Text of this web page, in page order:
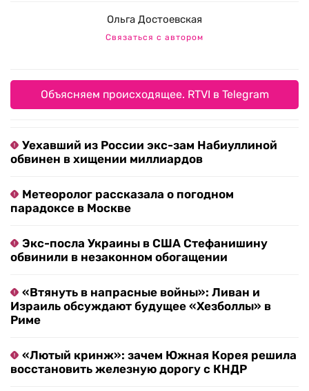
Ольга Достоевская
Связаться с автором
Объясняем происходящее. RTVI в Telegram
Уехавший из России экс-зам Набиуллиной
обвинен в хищении миллиардов
Метеоролог рассказала о погодном
парадоксе в Москве
Экс-посла Украины в США Стефанишину
обвинили в незаконном обогащении
«Втянуть в напрасные войны»: Ливан и
Израиль обсуждают будущее «Хезболлы» в
Риме
«Лютый кринж»: зачем Южная Корея решила
восстановить железную дорогу с КНДР